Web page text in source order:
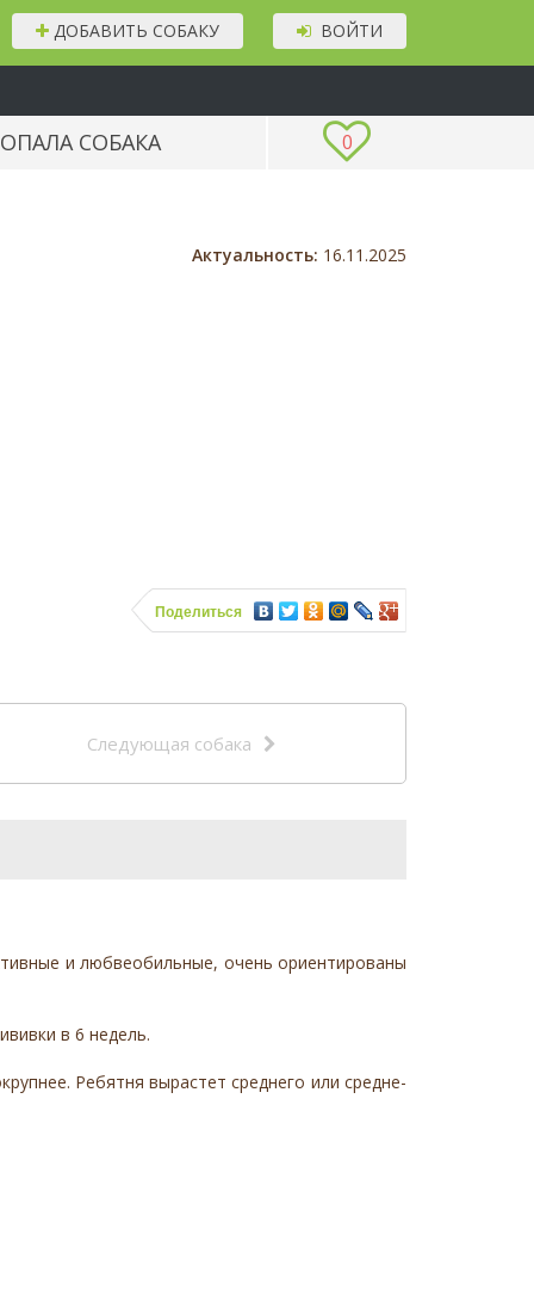
ВОЙТИ
ДОБАВИТЬ СОБАКУ
0
СОБАКА
Актуальность: 16.11.2025
Поделиться
Следующая собака
и любвеобильные, очень ориентированы
в 6 недель.
Ребятня вырастет среднего или средне-